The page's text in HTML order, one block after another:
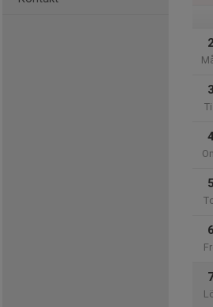
2
3
5
6